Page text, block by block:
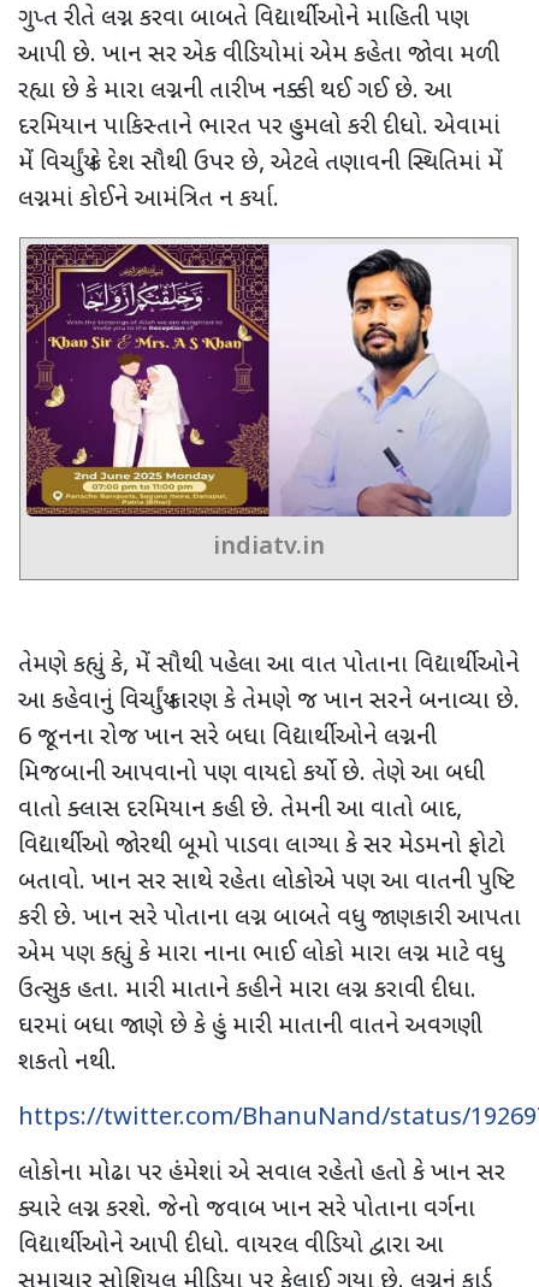
ગુપ્ત રીતે લગ્ન કરવા બાબતે વિદ્યાર્થીઓને માહિતી પણ
આપી છે. ખાન સર એક વીડિયોમાં એમ કહેતા જોવા મળી
રહ્યા છે કે મારા લગ્નની તારીખ નક્કી થઈ ગઈ છે. આ
દરમિયાન પાકિસ્તાને ભારત પર હુમલો કરી દીધો. એવામાં
મેં વિચાર્યું કે દેશ સૌથી ઉપર છે, એટલે તણાવની સ્થિતિમાં મેં
લગ્નમાં કોઈને આમંત્રિત ન કર્યા.
indiatv.in
તેમણે કહ્યું કે, મેં સૌથી પહેલા આ વાત પોતાના વિદ્યાર્થીઓને
આ કહેવાનું વિચાર્યું કારણ કે તેમણે જ ખાન સરને બનાવ્યા છે.
6 જૂનના રોજ ખાન સરે બધા વિદ્યાર્થીઓને લગ્નની
મિજબાની આપવાનો પણ વાયદો કર્યો છે. તેણે આ બધી
વાતો ક્લાસ દરમિયાન કહી છે. તેમની આ વાતો બાદ,
વિદ્યાર્થીઓ જોરથી બૂમો પાડવા લાગ્યા કે સર મેડમનો ફોટો
બતાવો. ખાન સર સાથે રહેતા લોકોએ પણ આ વાતની પુષ્ટિ
કરી છે. ખાન સરે પોતાના લગ્ન બાબતે વધુ જાણકારી આપતા
એમ પણ કહ્યું કે મારા નાના ભાઈ લોકો મારા લગ્ન માટે વધુ
ઉત્સુક હતા. મારી માતાને કહીને મારા લગ્ન કરાવી દીધા.
ઘરમાં બધા જાણે છે કે હું મારી માતાની વાતને અવગણી
શકતો નથી.
https://twitter.com/BhanuNand/status/
લોકોના મોઢા પર હંમેશાં એ સવાલ રહેતો હતો કે ખાન સર
ક્યારે લગ્ન કરશે. જેનો જવાબ ખાન સરે પોતાના વર્ગના
વિદ્યાર્થીઓને આપી દીધો. વાયરલ વીડિયો દ્વારા આ